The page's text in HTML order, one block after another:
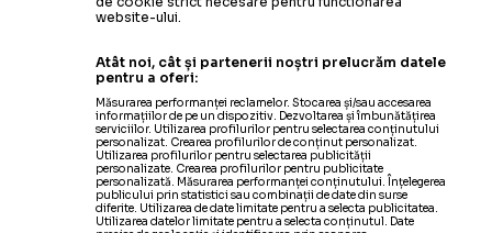
VIDEO LeBron James, accidentat intenționat? / Cât
website-ului.
Atât noi, cât și partenerii noștri prelucrăm datele
pentru a oferi:
Măsurarea performanței reclamelor. Stocarea și/sau accesarea
informațiilor de pe un dispozitiv. Dezvoltarea și îmbunătățirea
serviciilor. Utilizarea profilurilor pentru selectarea conținutului
personalizat. Crearea profilurilor de conținut personalizat.
Utilizarea profilurilor pentru selectarea publicității
personalizate. Crearea profilurilor pentru publicitate
personalizată. Măsurarea performanței conținutului. Înțelegerea
publicului prin statistici sau combinații de date din surse
diferite. Utilizarea de date limitate pentru a selecta publicitatea.
Utilizarea datelor limitate pentru a selecta conținutul. Date